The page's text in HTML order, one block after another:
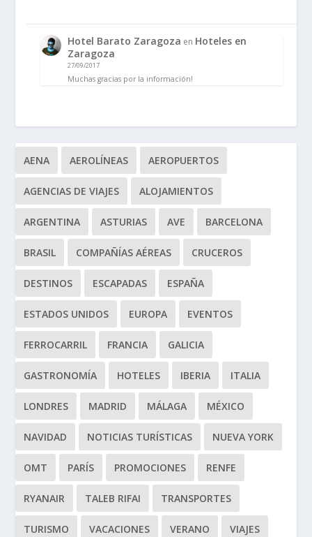
Hotel Barato Zaragoza en Hoteles en
Zaragoza
27/09/2017
Muchas gracias por la información!
AENA AEROLÍNEAS AEROPUERTOS
AGENCIAS DE VIAJES ALOJAMIENTOS
ARGENTINA ASTURIAS AVE BARCELONA
BRASIL COMPAÑÍAS AÉREAS CRUCEROS
DESTINOS ESCAPADAS ESPAÑA
ESTADOS UNIDOS EUROPA EVENTOS
FERROCARRIL FRANCIA GALICIA
GASTRONOMÍA HOTELES IBERIA ITALIA
LONDRES MADRID MÁLAGA MÉXICO
NAVIDAD NOTICIAS TURÍSTICAS NUEVA YORK
OMT PARÍS PROMOCIONES RENFE
RYANAIR TALEB RIFAI TRANSPORTES
TURISMO VACACIONES VERANO VIAJES